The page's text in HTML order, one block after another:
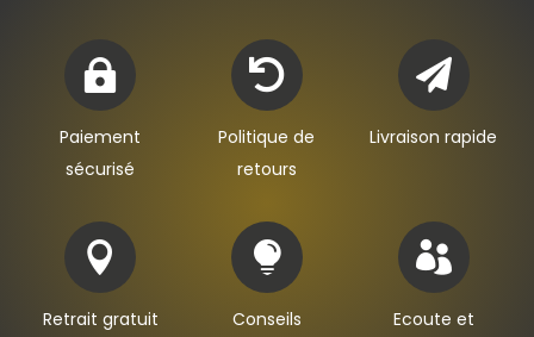

Paiement
sécurisé

Politique de
retours

Livraison rapide

Retrait gratuit

Conseils

Ecoute et